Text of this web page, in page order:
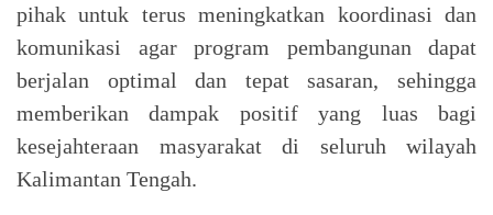
pihak untuk terus meningkatkan koordinasi dan
komunikasi agar program pembangunan dapat
berjalan optimal dan tepat sasaran, sehingga
memberikan dampak positif yang luas bagi
kesejahteraan masyarakat di seluruh wilayah
Kalimantan Tengah.